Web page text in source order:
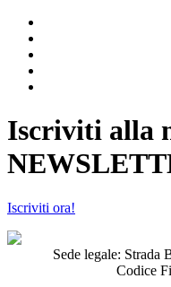
Iscriviti alla
Iscriviti ora!
Sede legale: Strada
Codice